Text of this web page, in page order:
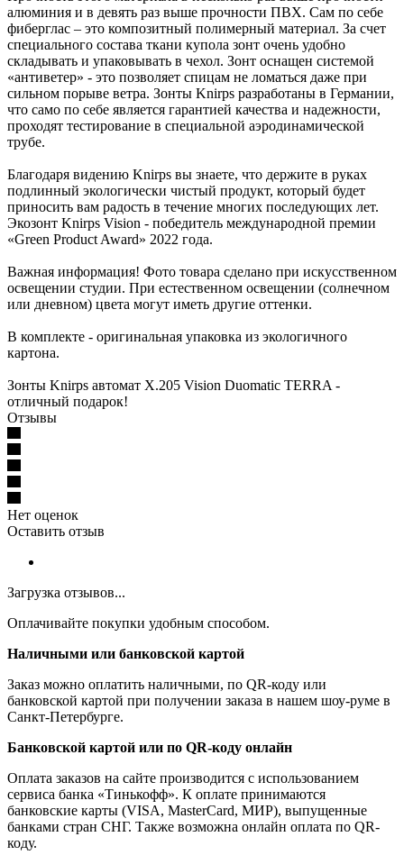
алюминия и в девять раз выше прочности ПВХ. Сам по себе
фиберглас – это композитный полимерный материал. За счет
специального состава ткани купола зонт очень удобно
складывать и упаковывать в чехол. Зонт оснащен системой
«антиветер» - это позволяет спицам не ломаться даже при
сильном порыве ветра. Зонты Knirps разработаны в Германии,
что само по себе является гарантией качества и надежности,
проходят тестирование в специальной аэродинамической
трубе.
Благодаря видению Knirps вы знаете, что держите в руках
подлинный экологически чистый продукт, который будет
приносить вам радость в течение многих последующих лет.
Экозонт Knirps Vision - победитель международной премии
«Green Product Award» 2022 года.
Важная информация! Фото товара сделано при искусственном
освещении студии. При естественном освещении (солнечном
или дневном) цвета могут иметь другие оттенки.
В комплекте - оригинальная упаковка из экологичного
картона.
Зонты Knirps автомат X.205 Vision Duomatic TERRA -
отличный подарок!
Отзывы
Нет оценок
Оставить отзыв
Загрузка отзывов...
Оплачивайте покупки удобным способом.
Наличными или банковской картой
Заказ можно оплатить наличными, по QR-коду или
банковской картой при получении заказа в нашем шоу-руме в
Санкт-Петербурге.
Банковской картой или по QR-коду онлайн
Оплата заказов на сайте производится с использованием
сервиса банка «Тинькофф». К оплате принимаются
банковские карты (VISA, MasterCard, МИР), выпущенные
банками стран СНГ. Также возможна онлайн оплата по QR-
коду.